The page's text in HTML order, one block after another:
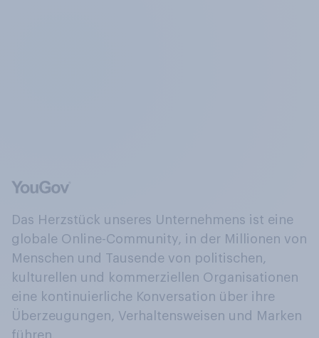
Das Herzstück unseres Unternehmens ist eine
globale Online-Community, in der Millionen von
Menschen und Tausende von politischen,
kulturellen und kommerziellen Organisationen
eine kontinuierliche Konversation über ihre
Überzeugungen, Verhaltensweisen und Marken
führen.